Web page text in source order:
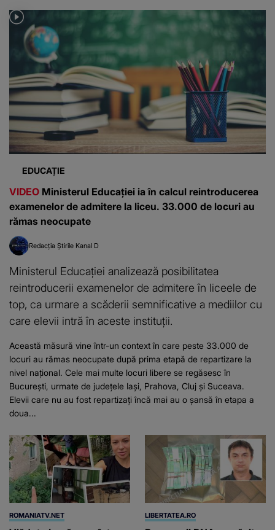
EDUCAȚIE
VIDEO Ministerul Educației ia în calcul reintroducerea
examenelor de admitere la liceu. 33.000 de locuri au
rămas neocupate
Redacția Știrile Kanal D
Ministerul Educației analizează posibilitatea
reintroducerii examenelor de admitere în liceele de
top, ca urmare a scăderii semnificative a mediilor cu
care elevii intră în aceste instituții.
Această măsură vine într-un context în care peste 33.000 de
locuri au rămas neocupate după prima etapă de repartizare la
nivel național. Cele mai multe locuri libere se regăsesc în
București, urmate de județele Iași, Prahova, Cluj și Suceava.
Elevii care nu au fost repartizați încă mai au o șansă în etapa a
doua...
ROMANIATV.NET LIBERTATEA.RO